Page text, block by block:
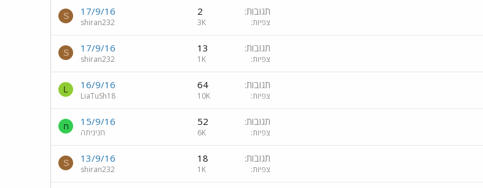
תגובות 2
צפיות 3K
17/9/16
shiran232
S
תגובות 13
צפיות 1K
17/9/16
shiran232
S
תגובות 64
צפיות 10K
16/9/16
LiaTuSh18
L
תגובות 52
צפיות 6K
15/9/16
חניניתה
ח
תגובות 18
צפיות 1K
13/9/16
shiran232
S